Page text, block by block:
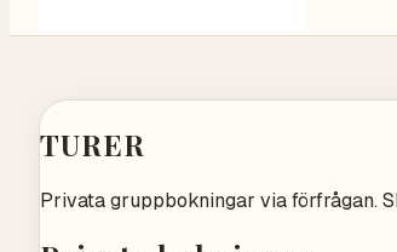
TURER
Privata gruppbokningar via förfrågan.